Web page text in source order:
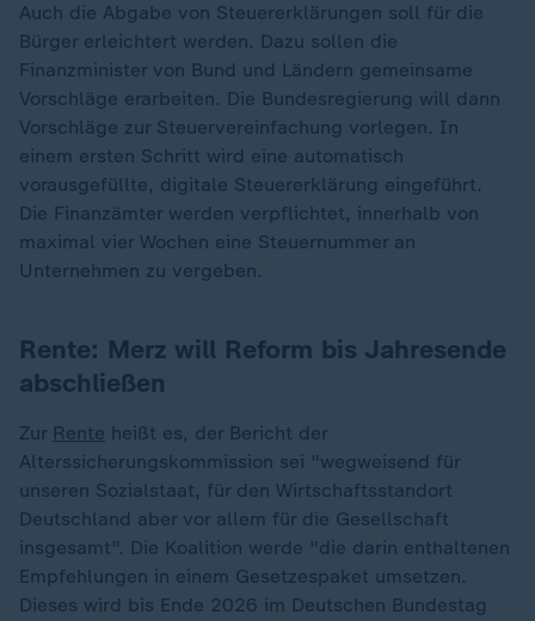
Auch die Abgabe von Steuererklärungen soll für die
Bürger erleichtert werden. Dazu sollen die
Finanzminister von Bund und Ländern gemeinsame
Vorschläge erarbeiten. Die Bundesregierung will dann
Vorschläge zur Steuervereinfachung vorlegen. In
einem ersten Schritt wird eine automatisch
vorausgefüllte, digitale Steuererklärung eingeführt.
Die Finanzämter werden verpflichtet, innerhalb von
maximal vier Wochen eine Steuernummer an
Unternehmen zu vergeben.
Rente: Merz will Reform bis Jahresende
abschließen
Zur Rente heißt es, der Bericht der
Alterssicherungskommission sei "wegweisend für
unseren Sozialstaat, für den Wirtschaftsstandort
Deutschland aber vor allem für die Gesellschaft
insgesamt". Die Koalition werde "die darin enthaltenen
Empfehlungen in einem Gesetzespaket umsetzen.
Dieses wird bis Ende 2026 im Deutschen Bundestag